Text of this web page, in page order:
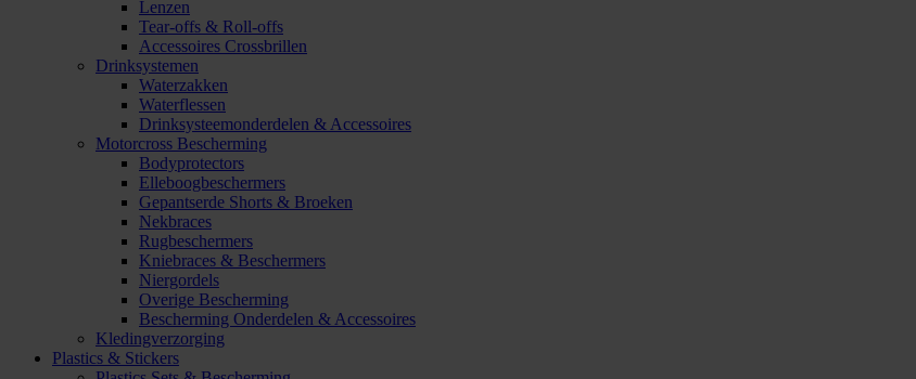
Lenzen
Tear-offs & Roll-offs
Accessoires Crossbrillen
Drinksystemen
Waterzakken
Waterflessen
Drinksysteemonderdelen & Accessoires
Motorcross Bescherming
Bodyprotectors
Elleboogbeschermers
Gepantserde Shorts & Broeken
Nekbraces
Rugbeschermers
Kniebraces & Beschermers
Niergordels
Overige Bescherming
Bescherming Onderdelen & Accessoires
Kledingverzorging
Plastics & Stickers